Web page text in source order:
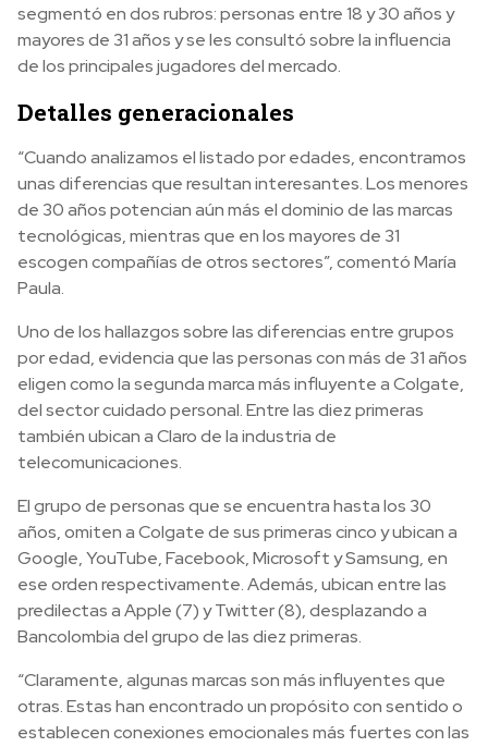
segmentó en dos rubros: personas entre 18 y 30 años y
mayores de 31 años y se les consultó sobre la influencia
de los principales jugadores del mercado.
Detalles generacionales
“Cuando analizamos el listado por edades, encontramos
unas diferencias que resultan interesantes. Los menores
de 30 años potencian aún más el dominio de las marcas
tecnológicas, mientras que en los mayores de 31
escogen compañías de otros sectores”, comentó María
Paula.
Uno de los hallazgos sobre las diferencias entre grupos
por edad, evidencia que las personas con más de 31 años
eligen como la segunda marca más influyente a Colgate,
del sector cuidado personal. Entre las diez primeras
también ubican a Claro de la industria de
telecomunicaciones.
El grupo de personas que se encuentra hasta los 30
años, omiten a Colgate de sus primeras cinco y ubican a
Google, YouTube, Facebook, Microsoft y Samsung, en
ese orden respectivamente. Además, ubican entre las
predilectas a Apple (7) y Twitter (8), desplazando a
Bancolombia del grupo de las diez primeras.
“Claramente, algunas marcas son más influyentes que
otras. Estas han encontrado un propósito con sentido o
establecen conexiones emocionales más fuertes con las